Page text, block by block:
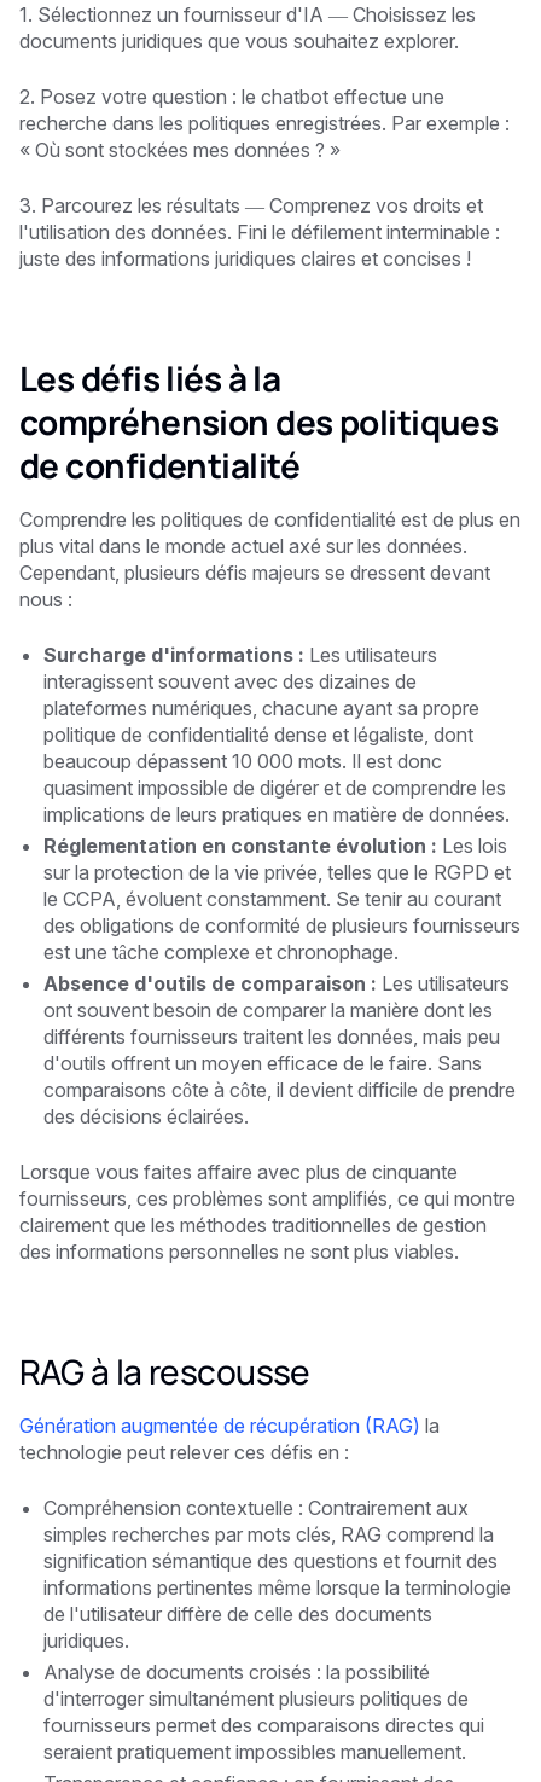
1. Sélectionnez un fournisseur d'IA — Choisissez les
documents juridiques que vous souhaitez explorer.
2. Posez votre question : le chatbot effectue une
recherche dans les politiques enregistrées. Par exemple :
« Où sont stockées mes données ? »
3. Parcourez les résultats — Comprenez vos droits et
l'utilisation des données. Fini le défilement interminable :
juste des informations juridiques claires et concises !
Les défis liés à la
compréhension des politiques
de confidentialité
Comprendre les politiques de confidentialité est de plus en
plus vital dans le monde actuel axé sur les données.
Cependant, plusieurs défis majeurs se dressent devant
nous :
Surcharge d'informations : Les utilisateurs
interagissent souvent avec des dizaines de
plateformes numériques, chacune ayant sa propre
politique de confidentialité dense et légaliste, dont
beaucoup dépassent 10 000 mots. Il est donc
quasiment impossible de digérer et de comprendre les
implications de leurs pratiques en matière de données.
Réglementation en constante évolution : Les lois
sur la protection de la vie privée, telles que le RGPD et
le CCPA, évoluent constamment. Se tenir au courant
des obligations de conformité de plusieurs fournisseurs
est une tâche complexe et chronophage.
Absence d'outils de comparaison : Les utilisateurs
ont souvent besoin de comparer la manière dont les
différents fournisseurs traitent les données, mais peu
d'outils offrent un moyen efficace de le faire. Sans
comparaisons côte à côte, il devient difficile de prendre
des décisions éclairées.
Lorsque vous faites affaire avec plus de cinquante
fournisseurs, ces problèmes sont amplifiés, ce qui montre
clairement que les méthodes traditionnelles de gestion
des informations personnelles ne sont plus viables.
RAG à la rescousse
Génération augmentée de récupération (RAG) la
technologie peut relever ces défis en :
Compréhension contextuelle : Contrairement aux
simples recherches par mots clés, RAG comprend la
signification sémantique des questions et fournit des
informations pertinentes même lorsque la terminologie
de l'utilisateur diffère de celle des documents
juridiques.
Analyse de documents croisés : la possibilité
d'interroger simultanément plusieurs politiques de
fournisseurs permet des comparaisons directes qui
seraient pratiquement impossibles manuellement.